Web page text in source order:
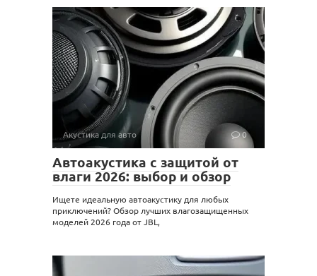
Акустика для авто 0
Автоакустика с защитой от
влаги 2026: выбор и обзор
Ищете идеальную автоакустику для любых
приключений? Обзор лучших влагозащищенных
моделей 2026 года от JBL,